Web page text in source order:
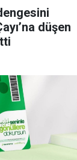
düşen